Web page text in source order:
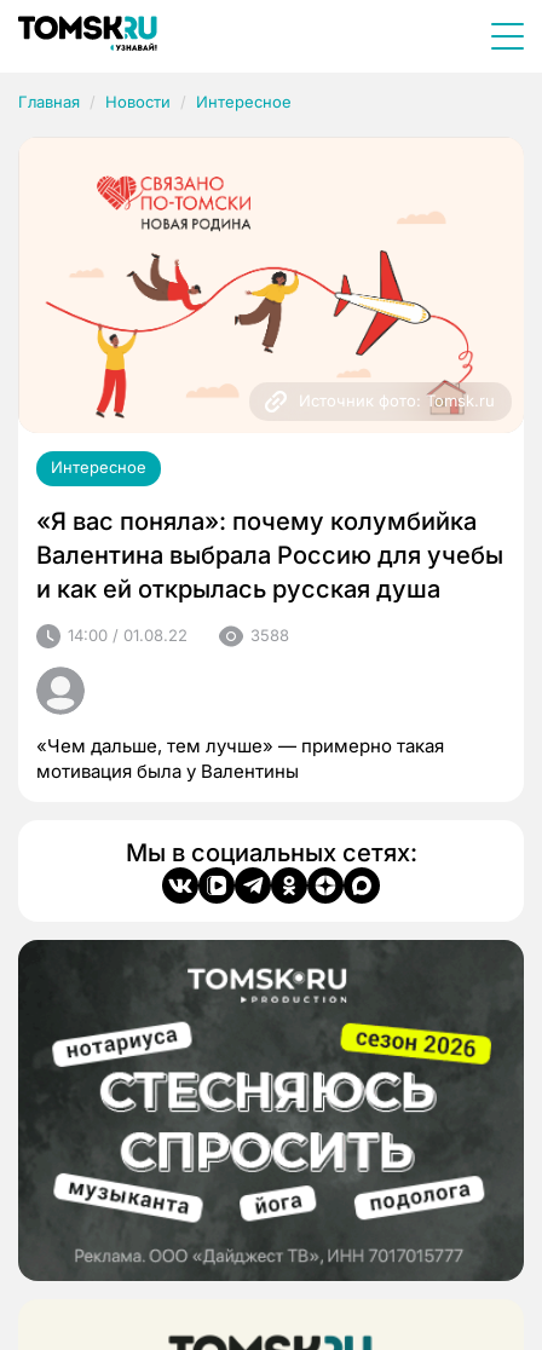
Главная Новости Интересное
Источник фото: Tomsk.ru
Интересное
«Я вас поняла»: почему колумбийка
Валентина выбрала Россию для учебы
и как ей открылась русская душа
14:00 / 01.08.22 3588
«Чем дальше, тем лучше» — примерно такая
мотивация была у Валентины
Мы в социальных сетях: